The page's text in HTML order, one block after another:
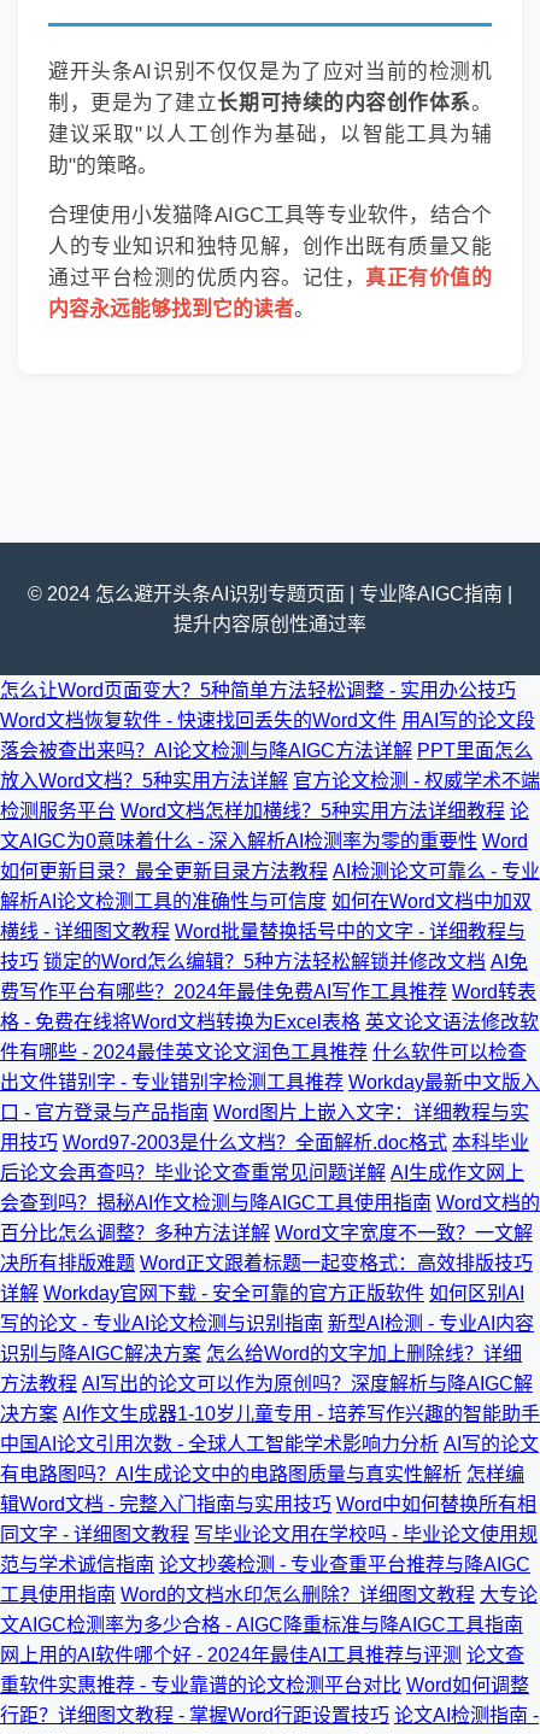
避开头条AI识别不仅仅是为了应对当前的检测机
制，更是为了建立长期可持续的内容创作体系。
建议采取"以人工创作为基础，以智能工具为辅
助"的策略。
合理使用小发猫降AIGC工具等专业软件，结合个
人的专业知识和独特见解，创作出既有质量又能
通过平台检测的优质内容。记住， 真正有价值的
内容永远能够找到它的读者。
© 2024 怎么避开头条AI识别专题页面 | 专业降AIGC指南 |
提升内容原创性通过率
怎么让Word页面变大？5种简单方法轻松调整 - 实用办公技巧
Word文档恢复软件 - 快速找回丢失的Word文件 用AI写的论文段
落会被查出来吗？AI论文检测与降AIGC方法详解 PPT里面怎么
放入Word文档？5种实用方法详解 官方论文检测 - 权威学术不端
检测服务平台 Word文档怎样加横线？5种实用方法详细教程 论
文AIGC为0意味着什么 - 深入解析AI检测率为零的重要性 Word
如何更新目录？最全更新目录方法教程 AI检测论文可靠么 - 专业
解析AI论文检测工具的准确性与可信度 如何在Word文档中加双
横线 - 详细图文教程 Word批量替换括号中的文字 - 详细教程与
技巧 锁定的Word怎么编辑？5种方法轻松解锁并修改文档 AI免
费写作平台有哪些？2024年最佳免费AI写作工具推荐 Word转表
格 - 免费在线将Word文档转换为Excel表格 英文论文语法修改软
件有哪些 - 2024最佳英文论文润色工具推荐 什么软件可以检查
出文件错别字 - 专业错别字检测工具推荐 Workday最新中文版入
口 - 官方登录与产品指南 Word图片上嵌入文字：详细教程与实
用技巧 Word97-2003是什么文档？全面解析.doc格式 本科毕业
后论文会再查吗？毕业论文查重常见问题详解 AI生成作文网上
会查到吗？揭秘AI作文检测与降AIGC工具使用指南 Word文档的
百分比怎么调整？多种方法详解 Word文字宽度不一致？一文解
决所有排版难题 Word正文跟着标题一起变格式：高效排版技巧
详解 Workday官网下载 - 安全可靠的官方正版软件 如何区别AI
写的论文 - 专业AI论文检测与识别指南 新型AI检测 - 专业AI内容
识别与降AIGC解决方案 怎么给Word的文字加上删除线？详细
方法教程 AI写出的论文可以作为原创吗？深度解析与降AIGC解
决方案 AI作文生成器1-10岁儿童专用 - 培养写作兴趣的智能助手
中国AI论文引用次数 - 全球人工智能学术影响力分析 AI写的论文
有电路图吗？AI生成论文中的电路图质量与真实性解析 怎样编
辑Word文档 - 完整入门指南与实用技巧 Word中如何替换所有相
同文字 - 详细图文教程 写毕业论文用在学校吗 - 毕业论文使用规
范与学术诚信指南 论文抄袭检测 - 专业查重平台推荐与降AIGC
工具使用指南 Word的文档水印怎么删除？详细图文教程 大专论
文AIGC检测率为多少合格 - AIGC降重标准与降AIGC工具指南
网上用的AI软件哪个好 - 2024年最佳AI工具推荐与评测 论文查
重软件实惠推荐 - 专业靠谱的论文检测平台对比 Word如何调整
行距？详细图文教程 - 掌握Word行距设置技巧 论文AI检测指南 -